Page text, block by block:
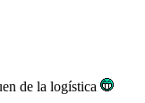
de la logística